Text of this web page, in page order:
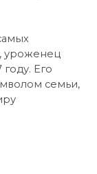
уроженец
Его
семьи,